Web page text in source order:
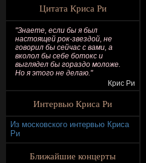
Цитата Криса Ри
"Знаете, если бы я был
настоящей рок-звездой, не
говорил бы сейчас с вами, а
вколол бы себе ботокс и
выглядел бы гораздо моложе.
Но я этого не делаю."
Крис Ри
Интервью Криса Ри
Из московского интервью Криса
Ри
Ближайшие концерты